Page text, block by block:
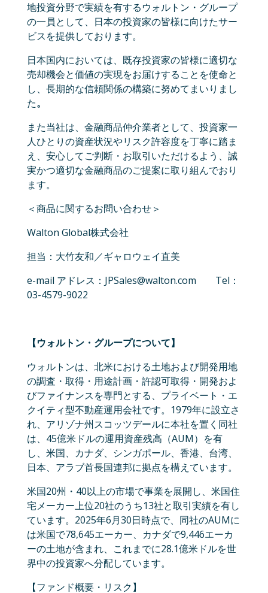
地投資分野で実績を有するウォルトン・グループ
の一員として、日本の投資家の皆様に向けたサー
ビスを提供しております。
日本国内においては、既存投資家の皆様に適切な
売却機会と価値の実現をお届けすることを使命と
し、長期的な信頼関係の構築に努めてまいりまし
た。
また当社は、金融商品仲介業者として、投資家一
人ひとりの資産状況やリスク許容度を丁寧に踏ま
え、安心してご判断・お取引いただけるよう、誠
実かつ適切な金融商品のご提案に取り組んでおり
ます。
＜商品に関するお問い合わせ＞
Walton Global株式会社
担当：大竹友和／ギャロウェイ直美
e-mail アドレス：JPSales@walton.com Tel：
03-4579-9022
【ウォルトン・グループについて】
ウォルトンは、北米における土地および開発用地
の調査・取得・用途計画・許認可取得・開発およ
びファイナンスを専門とする、プライベート・エ
クイティ型不動産運用会社です。1979年に設立さ
れ、アリゾナ州スコッツデールに本社を置く同社
は、45億米ドルの運用資産残高（AUM）を有
し、米国、カナダ、シンガポール、香港、台湾、
日本、アラブ首長国連邦に拠点を構えています。
米国20州・40以上の市場で事業を展開し、米国住
宅メーカー上位20社のうち13社と取引実績を有し
ています。2025年6月30日時点で、同社のAUMに
は米国で78,645エーカー、カナダで9,446エーカ
ーの土地が含まれ、これまでに28.1億米ドルを世
界中の投資家へ分配しています。
【ファンド概要・リスク】